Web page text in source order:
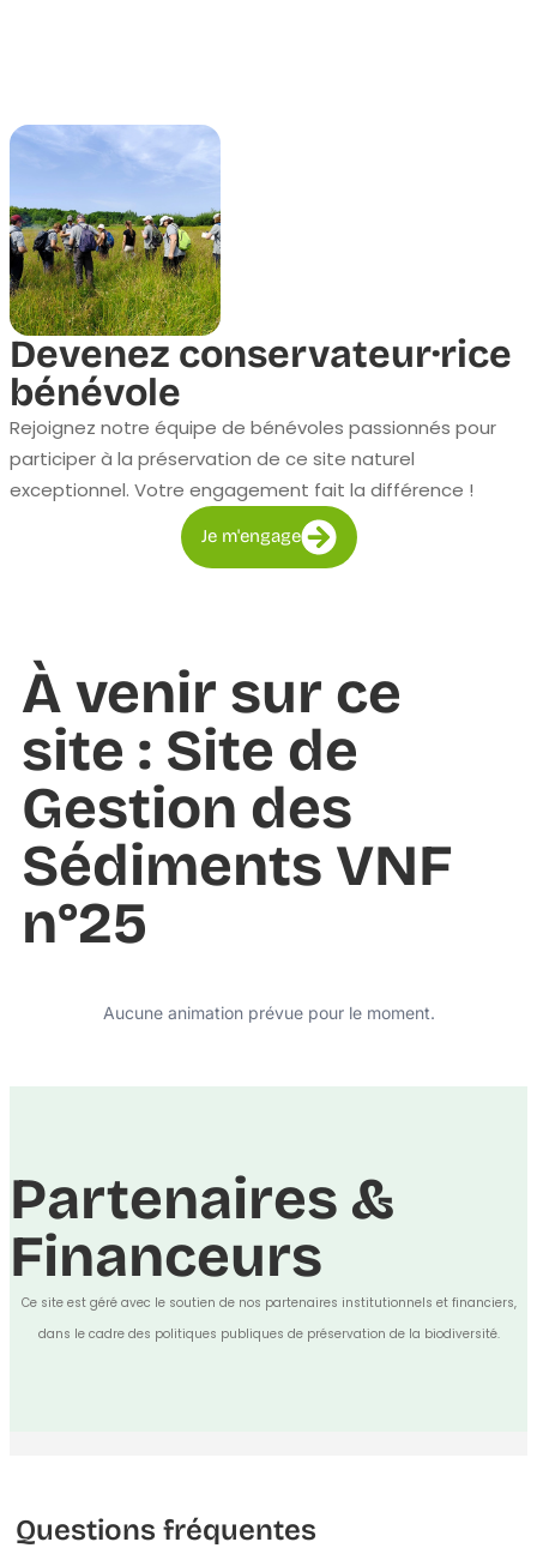
Devenez conservateur·rice
bénévole
Rejoignez notre équipe de bénévoles passionnés pour
participer à la préservation de ce site naturel
exceptionnel. Votre engagement fait la différence !
Je m'engage
À venir sur ce
site : Site de
Gestion des
Sédiments VNF
n°25
Aucune animation prévue pour le moment.
Partenaires &
Financeurs
Ce site est géré avec le soutien de nos partenaires institutionnels et financiers,
dans le cadre des politiques publiques de préservation de la biodiversité.
Questions fréquentes